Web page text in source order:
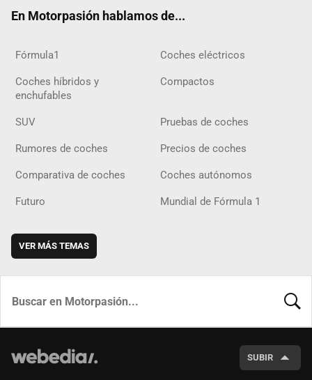
En Motorpasión hablamos de...
Fórmula1 Coches eléctricos
Coches híbridos y
enchufables
Compactos
SUV Pruebas de coches
Rumores de coches Precios de coches
Comparativa de coches Coches autónomos
Futuro Mundial de Fórmula 1
VER MÁS TEMAS
SUBIR